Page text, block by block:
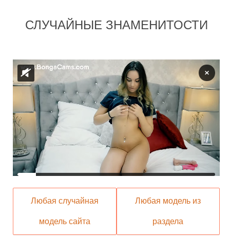
СЛУЧАЙНЫЕ ЗНАМЕНИТОСТИ
Любая случайная
модель сайта
Любая модель из
раздела